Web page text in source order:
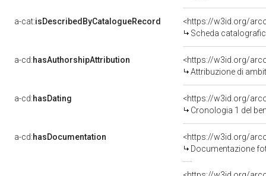
a-cat:isDescribedByCatalogueRecord
<https://w3id.org/
Scheda
a-cd:hasAuthorshipAttribution
<https://w3id.org/
Attribuzione di
a-cd:hasDating
<https://w3id.org/
Cronologia 1 del
a-cd:hasDocumentation
Documentazione